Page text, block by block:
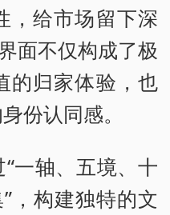
，给市场留下深
面不仅构成了极
的归家体验，也
份认同感。
一轴、五境、十
，构建独特的文